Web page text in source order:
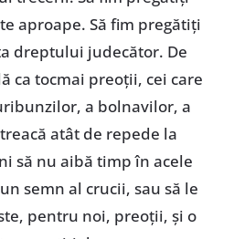
aproape. Să fim pregătiți
dreptului judecător. De
ca tocmai preoții, cei care
a bolnavilor, a
atât de repede la
să nu aibă timp în acele
semn al crucii, sau să le
pentru noi, preoții, și o